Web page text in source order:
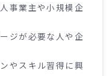
事業主や小規模企
ジが必要な人や企
やスキル習得に興